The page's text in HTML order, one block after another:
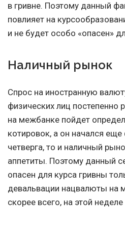
в гривне. Поэтому данный
повлияет на
и не будет особо «опасен»
Наличный рынок
Спрос на иностранную
физических лиц постепенно
на межбанке пойдет
котировок, а он начался
четверга, то и наличный
аппетиты. Поэтому данный
опасен для курса гривны
девальвации нацвалюты на
скорее всего, на этой